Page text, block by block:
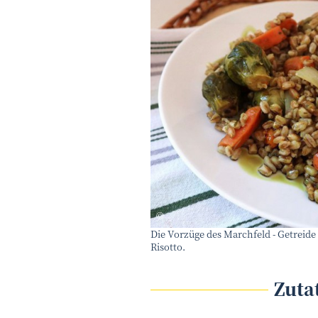
©eNu, Laschober
Die Vorzüge des Marchfeld -
Risotto.